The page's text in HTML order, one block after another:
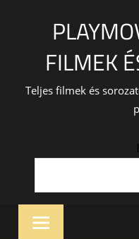
FILMEK
Teljes filmek és